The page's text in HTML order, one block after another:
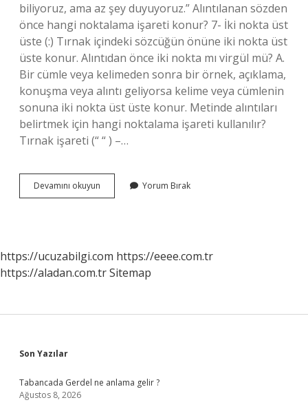
biliyoruz, ama az şey duyuyoruz.” Alıntılanan sözden
önce hangi noktalama işareti konur? 7- İki nokta üst
üste (:) Tırnak içindeki sözcüğün önüne iki nokta üst
üste konur. Alıntıdan önce iki nokta mı virgül mü? A.
Bir cümle veya kelimeden sonra bir örnek, açıklama,
konuşma veya alıntı geliyorsa kelime veya cümlenin
sonuna iki nokta üst üste konur. Metinde alıntıları
belirtmek için hangi noktalama işareti kullanılır?
Tırnak işareti (“ “ ) –…
Devamını okuyun
Yapmadan
Kullanılır
Yorum Bırak
https://ucuzabilgi.com https://eeee.com.tr
https://aladan.com.trSitemap
Sidebar
Son Yazılar
Tabancada Gerdel ne anlama gelir ?
Ağustos 8, 2026